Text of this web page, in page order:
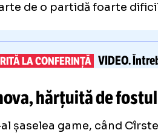
de o partidă foarte
LA CONFERINȚĂ VIDEO.
hărțuită de
șaselea game, când